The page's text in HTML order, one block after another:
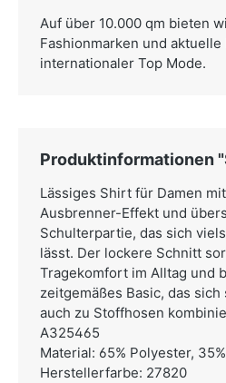
Auf über 10.000 qm bieten
Fashionmarken und
internationaler Top Mode.
Produktinformationen
Lässiges Shirt für Damen
Ausbrenner-Effekt und
Schulterpartie, das sich
lässt. Der lockere Schnitt
Tragekomfort im Alltag und
zeitgemäßes Basic, das
auch zu Stoffhosen
A325465
Material: 65% Polyester,
Herstellerfarbe: 27820